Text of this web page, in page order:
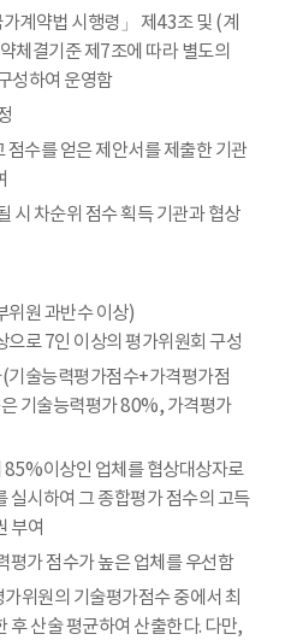
계약법 시행령」 제43조 및 (계
체결기준 제7조에 따라 별도의
성하여 운영함
점수를 얻은 제안서를 제출한 기관
시 차순위 점수 획득 기관과 협상
위원 과반수 이상)
으로 7인 이상의 평가위원회 구성
기술능력평가점수+가격평가점
기술능력평가 80%, 가격평가
85%이상인 업체를 협상대상자로
실시하여 그 종합평가 점수의 고득
부여
평가 점수가 높은 업체를 우선함
위원의 기술평가점수 중에서 최
후 산술 평균하여 산출한다. 다만,